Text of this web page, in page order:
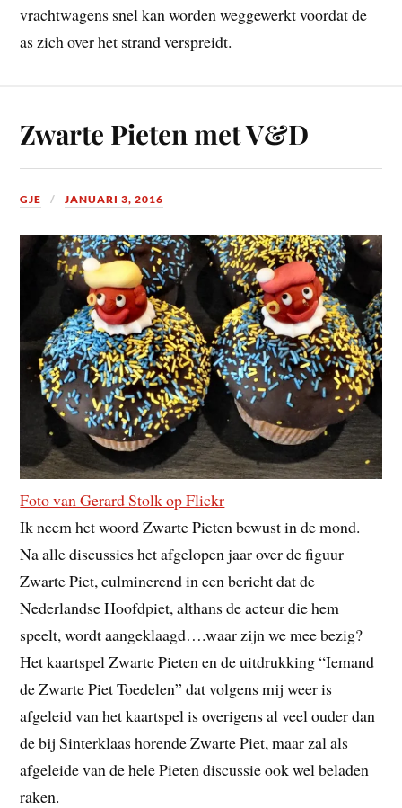
vrachtwagens snel kan worden weggewerkt voordat de
as zich over het strand verspreidt.
Zwarte Pieten met V&D
GJE JANUARI 3, 2016
Foto van Gerard Stolk op Flickr
Ik neem het woord Zwarte Pieten bewust in de mond.
Na alle discussies het afgelopen jaar over de figuur
Zwarte Piet, culminerend in een bericht dat de
Nederlandse Hoofdpiet, althans de acteur die hem
speelt, wordt aangeklaagd….waar zijn we mee bezig?
Het kaartspel Zwarte Pieten en de uitdrukking “Iemand
de Zwarte Piet Toedelen” dat volgens mij weer is
afgeleid van het kaartspel is overigens al veel ouder dan
de bij Sinterklaas horende Zwarte Piet, maar zal als
afgeleide van de hele Pieten discussie ook wel beladen
raken.